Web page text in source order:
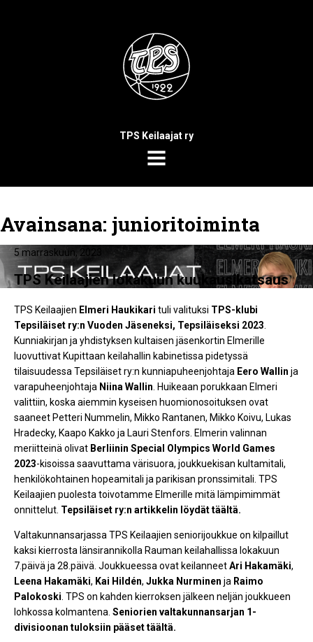
TPS Keilaajat ry
MENU
Avainsana: junioritoiminta
5 marraskuun, 2023
TPS Keilaajien lokakuun kuukausikatsaus
TPS Keilaajien Elmeri Haukikari tuli valituksi TPS-klubi
Tepsiläiset ry:n Vuoden Jäseneksi, Tepsiläiseksi 2023
Kunniakirjan ja yhdistyksen kultaisen jäsenkortin Elmerille
luovuttivat Kupittaan keilahallin kabinetissa pidetyssä
tilaisuudessa Tepsiläiset ry:n kunniapuheenjohtaja Eero Wallin ja
varapuheenjohtaja Niina Wallin . Huikeaan porukkaan Elmeri
valittiin, koska aiemmin kyseisen huomionosoituksen ovat
saaneet Petteri Nummelin, Mikko Rantanen, Mikko Koivu, Lukas
Hradecky, Kaapo Kakko ja Lauri Stenfors. Elmerin valinnan
meriitteinä olivat Berliinin Special Olympics World Games
2023-kisoissa saavuttama värisuora, joukkuekisan kultamitali,
henkilökohtainen hopeamitali ja parikisan pronssimitali. TPS
Keilaajien puolesta toivotamme Elmerille mitä lämpimimmät
onnittelut. Tepsiläiset ry:n artikkelin löydät täältä.
Valtakunnansarjassa TPS Keilaajien seniorijoukkue on kilpaillut
kaksi kierrosta länsirannikolla Rauman keilahallissa lokakuun
7.päivä ja 28.päivä. Joukkueessa ovat keilanneetAri Hakamäki,
Leena Hakamäki, Kai Hildén, Jukka Nurminen ja Raimo
Palokoski . TPS on kahden kierroksen jälkeen neljän joukkueen
lohkossa kolmantena. Seniorien valtakunnansarjan 1-
divisioonan tuloksiin pääset täältä.